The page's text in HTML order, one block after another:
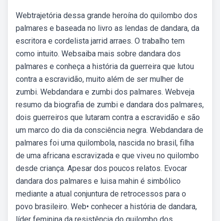
Webtrajetória dessa grande heroína do quilombo dos
palmares e baseada no livro as lendas de dandara, da
escritora e cordelista jarrid arraes. O trabalho tem
como intuito. Websaiba mais sobre dandara dos
palmares e conheça a história da guerreira que lutou
contra a escravidão, muito além de ser mulher de
zumbi. Webdandara e zumbi dos palmares. Webveja
resumo da biografia de zumbi e dandara dos palmares,
dois guerreiros que lutaram contra a escravidão e são
um marco do dia da consciência negra. Webdandara de
palmares foi uma quilombola, nascida no brasil, filha
de uma africana escravizada e que viveu no quilombo
desde criança. Apesar dos poucos relatos. Evocar
dandara dos palmares e luisa mahin é simbólico
mediante a atual conjuntura de retrocessos para o
povo brasileiro. Web• conhecer a história de dandara,